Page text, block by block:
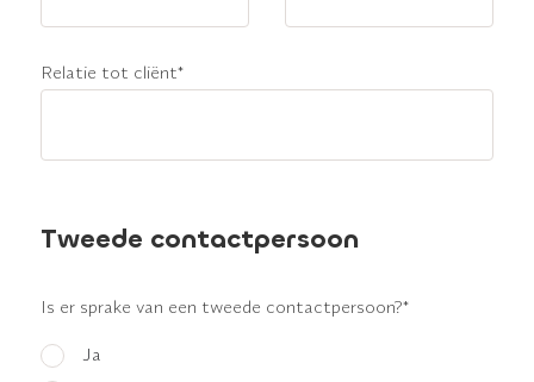
Relatie tot cliënt*
Tweede contactpersoon
Is er sprake van een tweede contactpersoon?*
Ja